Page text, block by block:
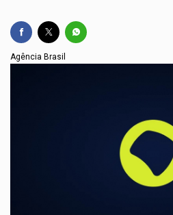
Agência Brasil